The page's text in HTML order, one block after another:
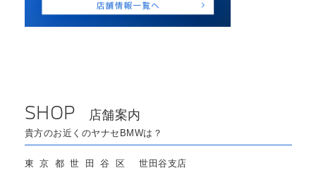
SHOP 店舗案内
貴方のお近くのヤナセBMWは？
東京都世田谷区
世田谷支店